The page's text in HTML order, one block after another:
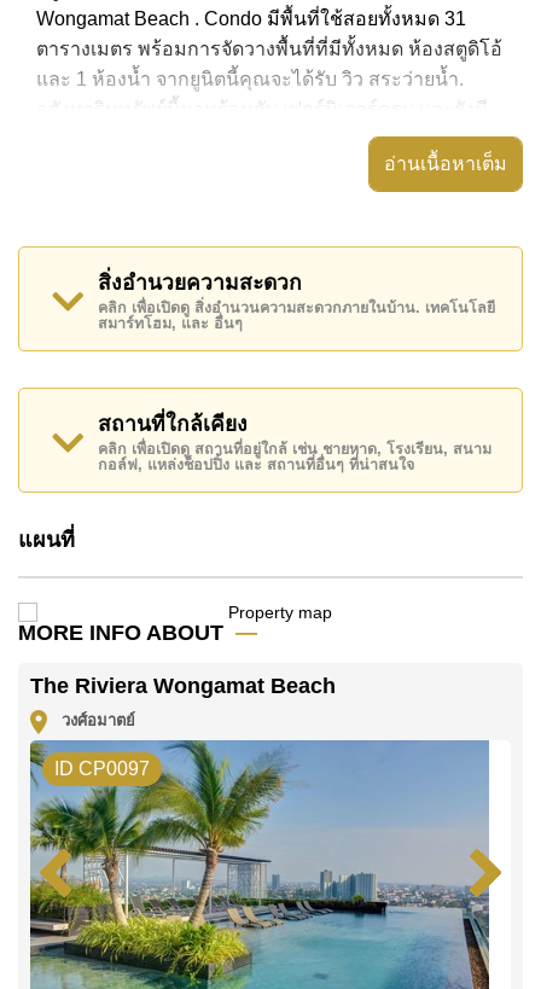
Wongamat Beach . Condo มีพื้นที่ใช้สอยทั้งหมด 31
ตารางเมตร พร้อมการจัดวางพื้นที่ที่มีทั้งหมด ห้องสตูดิโอ้
และ 1 ห้องน้ำ จากยูนิตนี้คุณจะได้รับ วิว สระว่ายน้ำ.
อสังหาริมทรัพย์นี้มาพร้อมกับ เฟอร์นิเจอร์ครบ และยังมี
สิ่งอำนวยความสะดวก ได้แก่ มีระเบียง, เครื่องปรับ
The Riviera Wongamat Beach มีสิ่งอำนวยความสะดวก
ส่วนกลาง ได้แก่ สไลเดอร์, ฟิสเนส, ฟิตเนสบนชั้นดาดฟ้า,
สกายเทอร์เรซ
สถานที่สำคัญใกล้ The Riviera Wongamat Beach ได้แก่:
เดินทางไปชายหาดได้ง่าย, ไกล้เคียงรถประจำทาง , อาร์ท
อิน พาราไดซ์, The Sanctuary of Truth Temple , ,
รพ.กรุงเทพพัทยา, โรงพยาบาลบางละมุง
อสังหาริมทรัพย์นี้เปิดให้เช่าระยะยาวในราคา ฿ 15,000
บาทต่อเดือน
มัดจำ 2 เดือน ก่อนเข้าอยู่อาศัย
คุณ!
ติดต่อ Cornerstone Real Estate โทร +6638411250
หรือ อีเมลinfo@cornerstone.co.th
WhatsApp ของสำนักงาน:+66807945904
@cornerstonepattaya
อ่านเนื้อหาเต็ม
สิ่งอำนวยความสะดวก
คลิก เพื่อเปิดดู สิ่งอำนวนความสะดวกภายในบ้าน. เทคโนโลยี
สมาร์ทโฮม, และ อื่นๆ
สถานที่ใกล้เคียง
คลิก เพื่อเปิดดู สถานที่อยู่ใกล้ เช่น ชายหาด, โรงเรียน, สนาม
กอล์ฟ, แหล่งช็อปปิ้ง และ สถานที่อื่นๆ ที่น่าสนใจ
แผนที่
MORE INFO ABOUT
The Riviera Wongamat Beach
วงศ์อมาตย์
ID CP0097